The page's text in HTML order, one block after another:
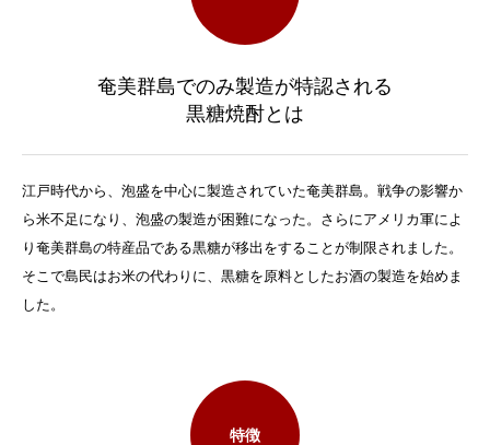
奄美群島でのみ製造が特認される
黒糖焼酎とは
江戸時代から、泡盛を中心に製造されていた奄美群島。戦争の影響か
ら米不足になり、泡盛の製造が困難になった。さらにアメリカ軍によ
り奄美群島の特産品である黒糖が移出をすることが制限されました。
そこで島民はお米の代わりに、黒糖を原料としたお酒の製造を始めま
した。
特徴